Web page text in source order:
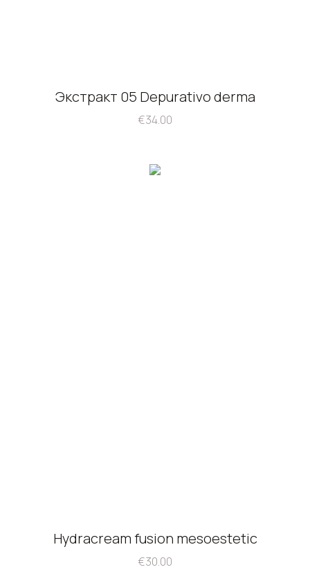
Экстракт 05 Depurativo derma
€34.00
Hydracream fusion mesoestetic
€30.00